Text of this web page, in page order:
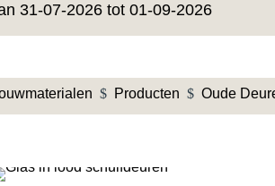
31-07-2026 tot 01-09-2026
$ Producten $ Oude